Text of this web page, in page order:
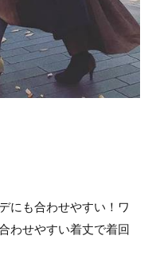
にも合わせやすい！ワ
わせやすい着丈で着回